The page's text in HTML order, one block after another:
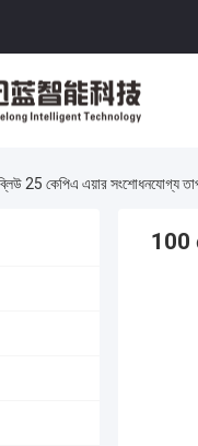
25 কেপিএ এয়ার সংশোধনযোগ্য
100